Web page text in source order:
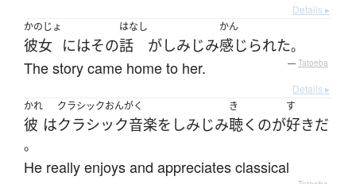
Details ▸
かのじょ
彼女 にはその
はなし
話 がしみじみ
かん
感じられた。
The story came home to her. — Tatoeba
Details ▸
かれ
彼 は
クラシックおんがく
クラシック音楽を しみじみ
き
聴く のが
す
好きだ
。
He really enjoys and appreciates classical